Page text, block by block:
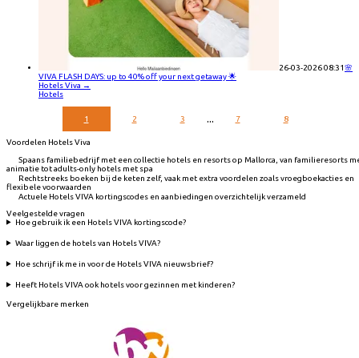
26-03-2026 08:31🌸
VIVA FLASH DAYS: up to 40% off your next getaway 🌟
Hotels Viva →
Hotels
1 2 3 ... 7 8
Voordelen Hotels Viva
Spaans familiebedrijf met een collectie hotels en resorts op Mallorca, van familieresorts
animatie tot adults-only hotels met spa
Rechtstreeks boeken bij de keten zelf, vaak met extra voordelen zoals vroegboekacties en
flexibele voorwaarden
Actuele Hotels VIVA kortingscodes en aanbiedingen overzichtelijk verzameld
Veelgestelde vragen
Hoe gebruik ik een Hotels VIVA kortingscode?
Waar liggen de hotels van Hotels VIVA?
Hoe schrijf ik me in voor de Hotels VIVA nieuwsbrief?
Heeft Hotels VIVA ook hotels voor gezinnen met kinderen?
Vergelijkbare merken